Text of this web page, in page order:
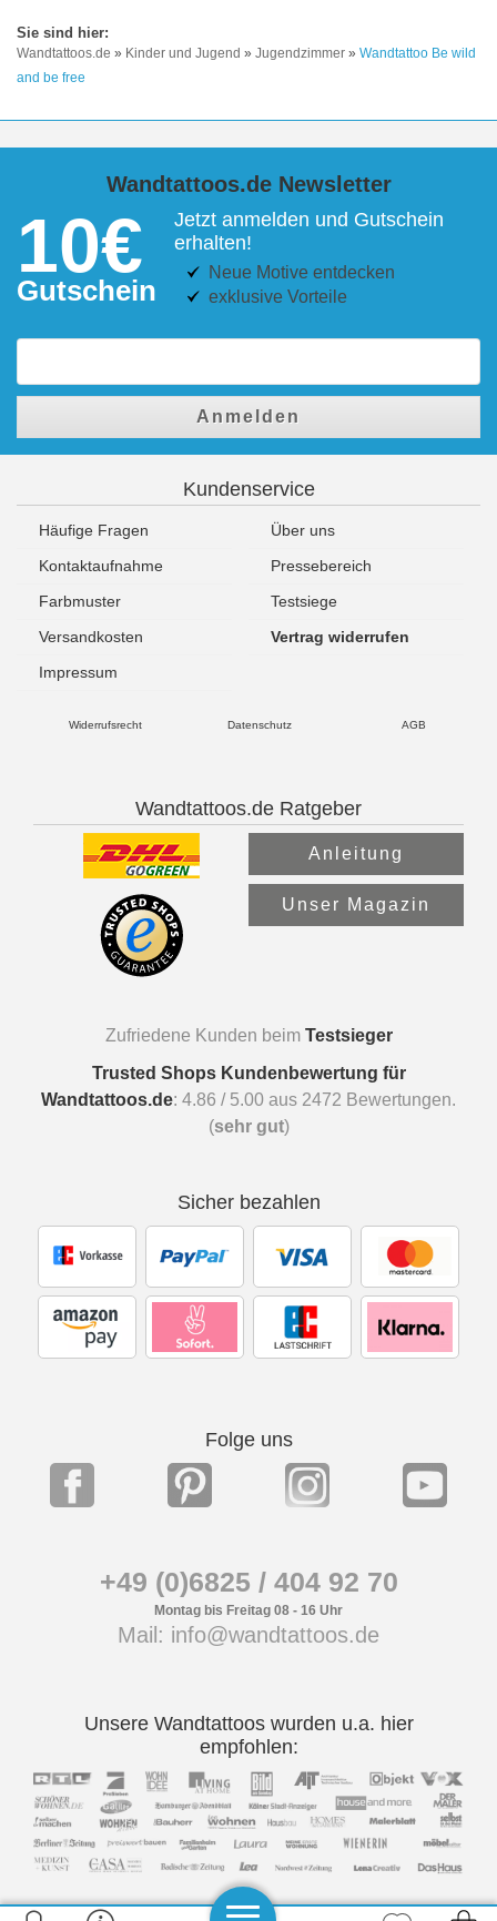
Wandtattoos.de » Kinder und Jugend » Jugendzimmer » Wandtattoo Be wild
and be free
Wandtattoos.de Newsletter
10€
Gutschein
Jetzt anmelden und Gutschein
erhalten!
Neue Motive entdecken
exklusive Vorteile
Anmelden
Kundenservice
Häufige Fragen
Über uns
Kontaktaufnahme
Pressebereich
Farbmuster
Testsiege
Versandkosten
Vertrag widerrufen
Impressum
Widerrufsrecht Datenschutz AGB
Wandtattoos.de Ratgeber
Anleitung
Unser Magazin
Zufriedene Kunden beim Testsieger
Trusted Shops Kundenbewertung für
Wandtattoos.de: 4.86 / 5.00 aus 2472 Bewertungen.
(sehr gut)
Sicher bezahlen
Folge uns
+49 (0)6825 / 404 92 70
Montag bis Freitag 08 - 16 Uhr
Mail: info@wandtattoos.de
Unsere Wandtattoos wurden u.a. hier
empfohlen: